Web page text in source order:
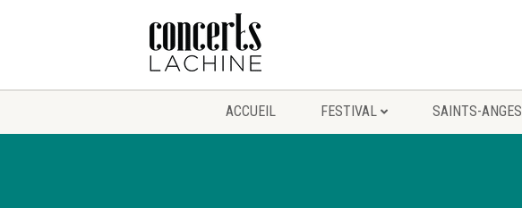
ACCUEIL FESTIVAL SAINTS-ANGES